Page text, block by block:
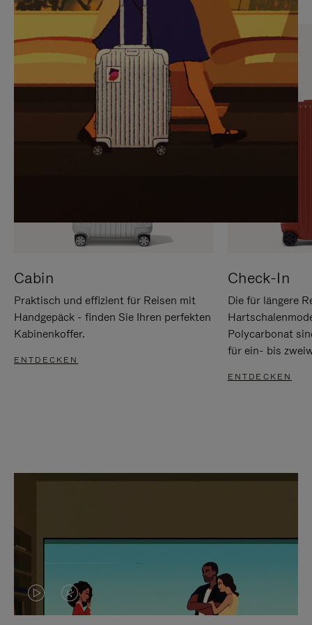
SIE,
UM
ANZUHALTEN
AUFHEBEN
DER
STUMMSCHALTUNG
Cabin
Praktisch und effizient für Reisen mit
Handgepäck - finden Sie Ihren perfekten
Kabinenkoffer.
ENTDECKEN
Check-In
Die für längere
Polycarbonat
für ein- bis
ENTDECKEN
DASVIDEO